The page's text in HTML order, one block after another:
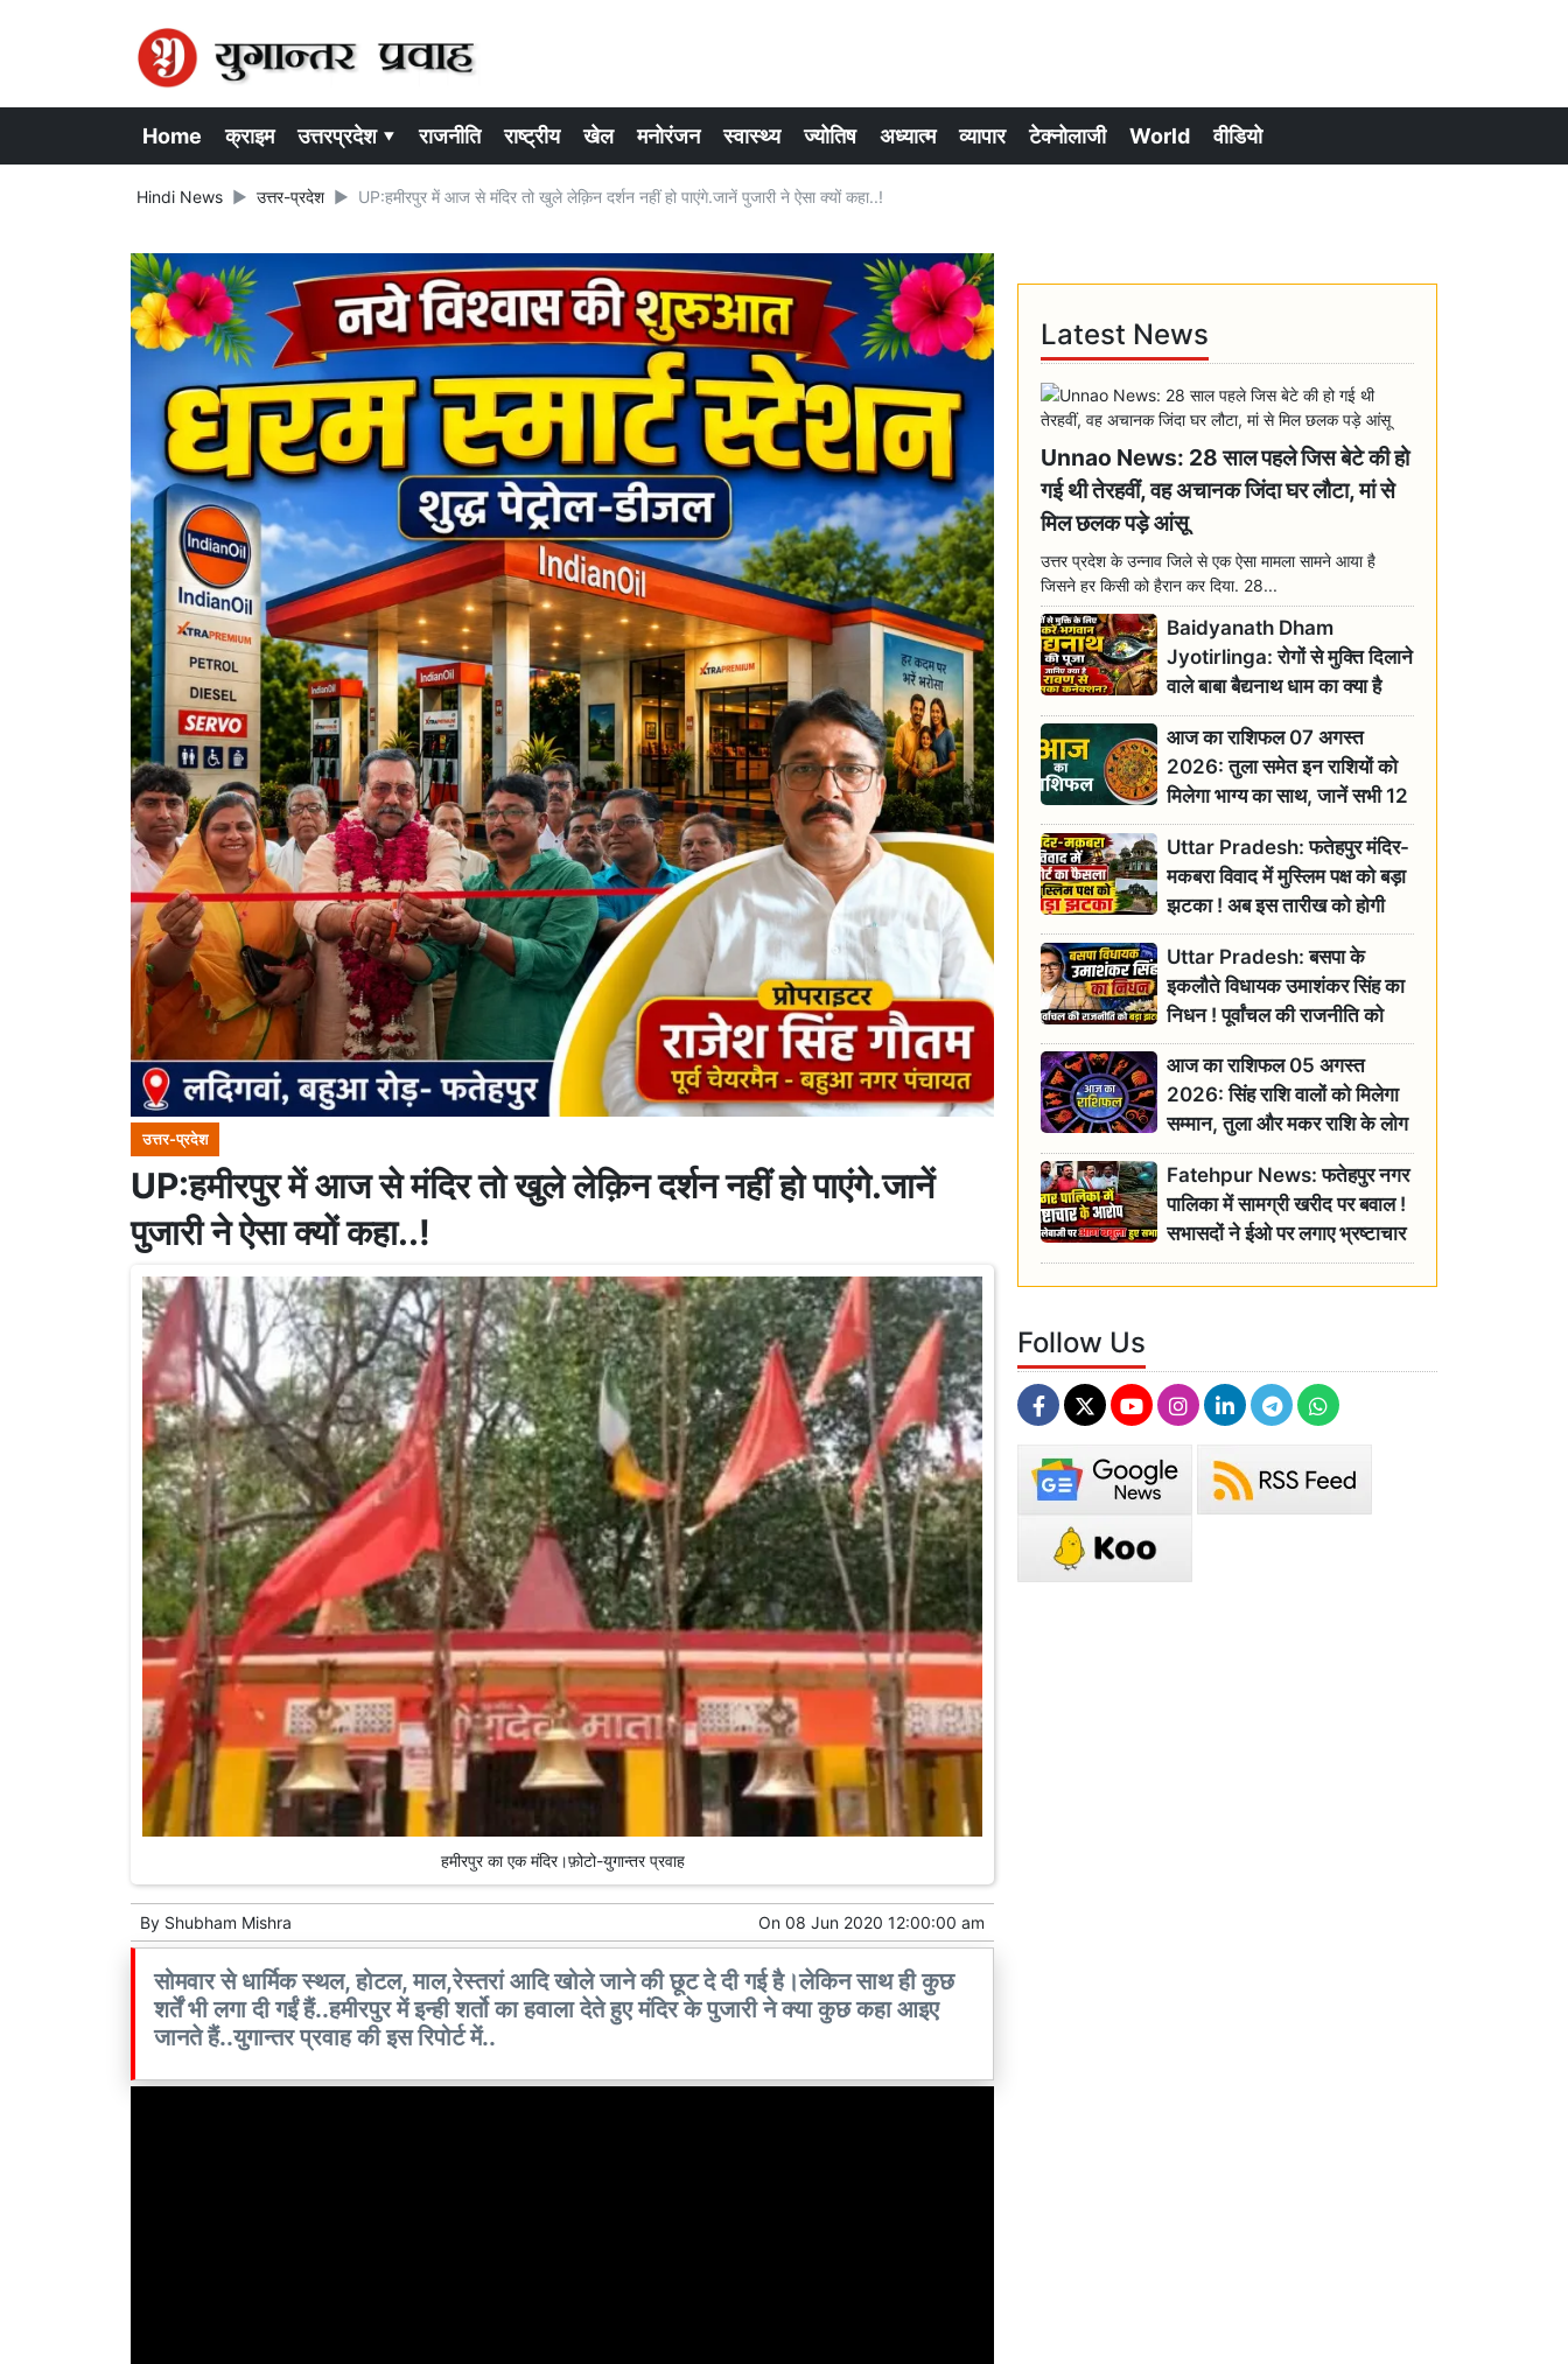
Home क्राइम उत्तरप्रदेश ▾ राजनीति राष्ट्रीय खेल मनोरंजन स्वास्थ्य ज्योतिष अध्यात्म व्यापार टेक्नोलाजी World वीडियो
Hindi News उत्तर-प्रदेश UP:हमीरपुर में आज से मंदिर तो खुले लेक़िन दर्शन नहीं हो पाएंगे.जानें पुजारी ने ऐसा क्यों कहा..!
उत्तर-प्रदेश
UP:हमीरपुर में आज से मंदिर तो खुले लेक़िन दर्शन नहीं हो पाएंगे.जानें
पुजारी ने ऐसा क्यों कहा..!
हमीरपुर का एक मंदिर।फ़ोटो-युगान्तर प्रवाह
By Shubham Mishra On 08 Jun 2020 12:00:00 am
सोमवार से धार्मिक स्थल, होटल, माल,रेस्तरां आदि खोले जाने की छूट दे दी गई है।लेकिन साथ ही कुछ
शर्तें भी लगा दी गईं हैं..हमीरपुर में इन्ही शर्तो का हवाला देते हुए मंदिर के पुजारी ने क्या कुछ कहा आइए
जानते हैं..युगान्तर प्रवाह की इस रिपोर्ट में..
Latest News
Unnao News: 28 साल पहले जिस बेटे की हो
गई थी तेरहवीं, वह अचानक जिंदा घर लौटा, मां से
मिल छलक पड़े आंसू
उत्तर प्रदेश के उन्नाव जिले से एक ऐसा मामला सामने आया है
जिसने हर किसी को हैरान कर दिया. 28...
Baidyanath Dham
Jyotirlinga: रोगों से मुक्ति दिलाने
वाले बाबा बैद्यनाथ धाम का क्या है
रावण से संबंध? जानिए ज्योतिर्लिंग की
महिमा
आज का राशिफल 07 अगस्त
2026: तुला समेत इन राशियों को
मिलेगा भाग्य का साथ, जानें सभी 12
राशियों का दैनिक भाग्यफल
Uttar Pradesh: फतेहपुर मंदिर-
मकबरा विवाद में मुस्लिम पक्ष को बड़ा
झटका ! अब इस तारीख को होगी
सुनवाई
Uttar Pradesh: बसपा के
इकलौते विधायक उमाशंकर सिंह का
निधन ! पूर्वांचल की राजनीति को
बड़ा झटका, योगी ने जताया दुःख
आज का राशिफल 05 अगस्त
2026: सिंह राशि वालों को मिलेगा
सम्मान, तुला और मकर राशि के लोग
रहें सतर्क
Fatehpur News: फतेहपुर नगर
पालिका में सामग्री खरीद पर बवाल !
सभासदों ने ईओ पर लगाए भ्रष्टाचार
के गंभीर आरोप
Follow Us